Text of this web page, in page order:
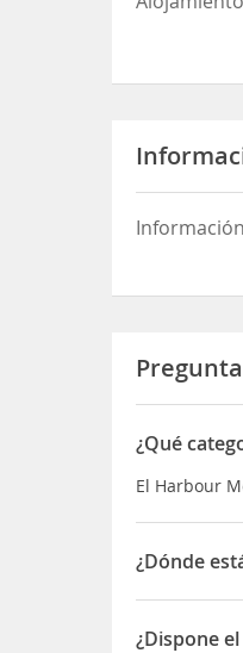
¿Qué
El Harbour
¿Dónde
El Harbour
¿Dispone